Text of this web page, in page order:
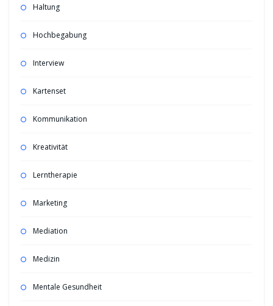
Haltung
Hochbegabung
Interview
Kartenset
Kommunikation
Kreativität
Lerntherapie
Marketing
Mediation
Medizin
Mentale Gesundheit